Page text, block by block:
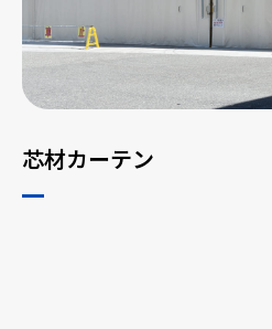
実績
太陽工業コラム
芯材カーテン